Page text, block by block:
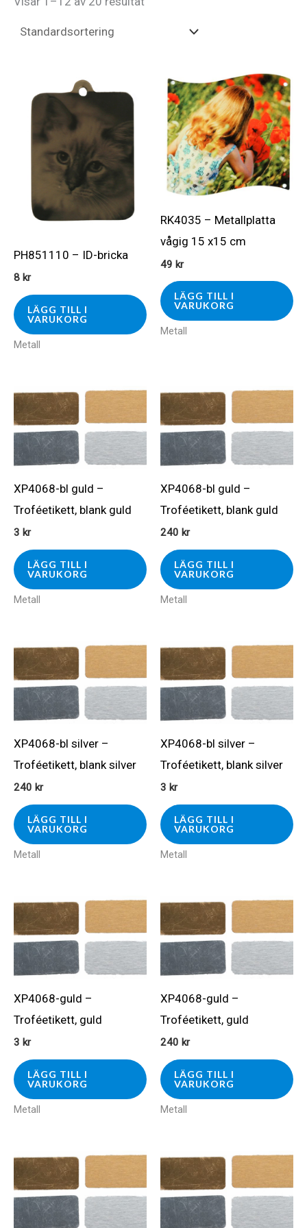
PH851110 – ID-bricka
8 kr
LÄGG TILL I
VARUKORG
Metall
RK4035 – Metallplatta
vågig 15 x15 cm
49 kr
LÄGG TILL I
VARUKORG
Metall
XP4068-bl guld –
Troféetikett, blank guld
3 kr
LÄGG TILL I
VARUKORG
Metall
XP4068-bl guld –
Troféetikett, blank guld
240 kr
LÄGG TILL I
VARUKORG
Metall
XP4068-bl silver –
Troféetikett, blank silver
240 kr
LÄGG TILL I
VARUKORG
Metall
XP4068-bl silver –
Troféetikett, blank silver
3 kr
LÄGG TILL I
VARUKORG
Metall
XP4068-guld –
Troféetikett, guld
3 kr
LÄGG TILL I
VARUKORG
Metall
XP4068-guld –
Troféetikett, guld
240 kr
LÄGG TILL I
VARUKORG
Metall